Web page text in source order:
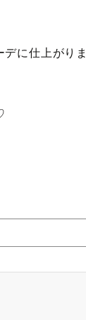
に仕上がりま